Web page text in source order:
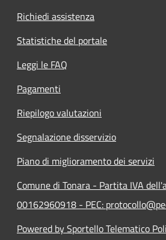
Richiedi assistenza
Statistiche del portale
Leggi le FAQ
Pagamenti
Riepilogo valutazioni
Segnalazione disservizio
Piano di miglioramento dei servizi
Comune di Tonara - Partita IVA
00162960918 - PEC:
Powered by Sportello Telematico